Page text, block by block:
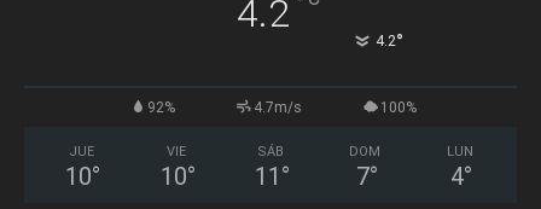
4.2
4.2°
92% 4.7m/s 100%
JUE
10°
VIE
10°
SÁB
11 °
DOM
7°
LUN
4°